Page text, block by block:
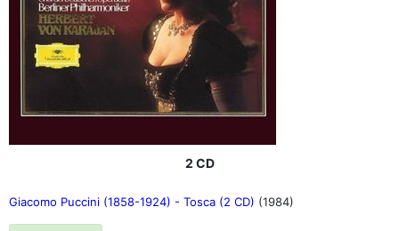
2 CD
Giacomo Puccini (1858-1924) - Tosca (2 CD) (1984)